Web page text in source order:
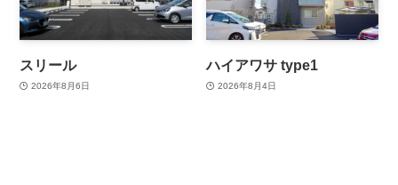
スリール
2026年8月6日
ハイアワサ type1
2026年8月4日